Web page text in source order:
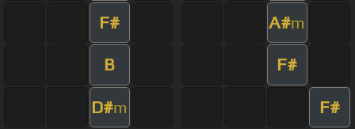
F# A#m
B F#
D#m F#